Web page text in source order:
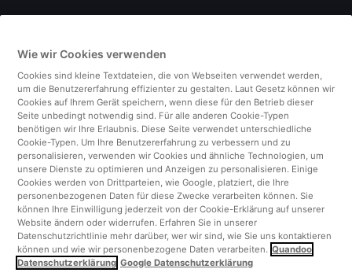
Italien
Finnland
Vereinigtes Königreich
Türkei
Niederlande
Singapur
Wie wir Cookies verwenden
Cookies sind kleine Textdateien, die von Webseiten verwendet werden,
um die Benutzererfahrung effizienter zu gestalten. Laut Gesetz können wir
Cookies auf Ihrem Gerät speichern, wenn diese für den Betrieb dieser
Seite unbedingt notwendig sind. Für alle anderen Cookie-Typen
benötigen wir Ihre Erlaubnis. Diese Seite verwendet unterschiedliche
Cookie-Typen. Um Ihre Benutzererfahrung zu verbessern und zu
personalisieren, verwenden wir Cookies und ähnliche Technologien, um
unsere Dienste zu optimieren und Anzeigen zu personalisieren. Einige
Cookies werden von Drittparteien, wie Google, platziert, die Ihre
personenbezogenen Daten für diese Zwecke verarbeiten können. Sie
können Ihre Einwilligung jederzeit von der Cookie-Erklärung auf unserer
Website ändern oder widerrufen. Erfahren Sie in unserer
Datenschutzrichtlinie mehr darüber, wer wir sind, wie Sie uns kontaktieren
können und wie wir personenbezogene Daten verarbeiten. Quandoo
Datenschutzerklärung Google Datenschutzerklärung